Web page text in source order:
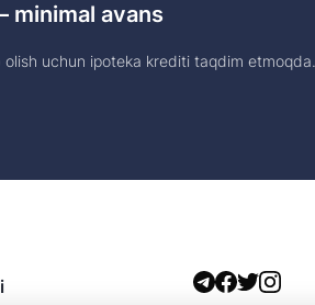
minimal avans
uchun ipoteka krediti taqdim etmoqda.